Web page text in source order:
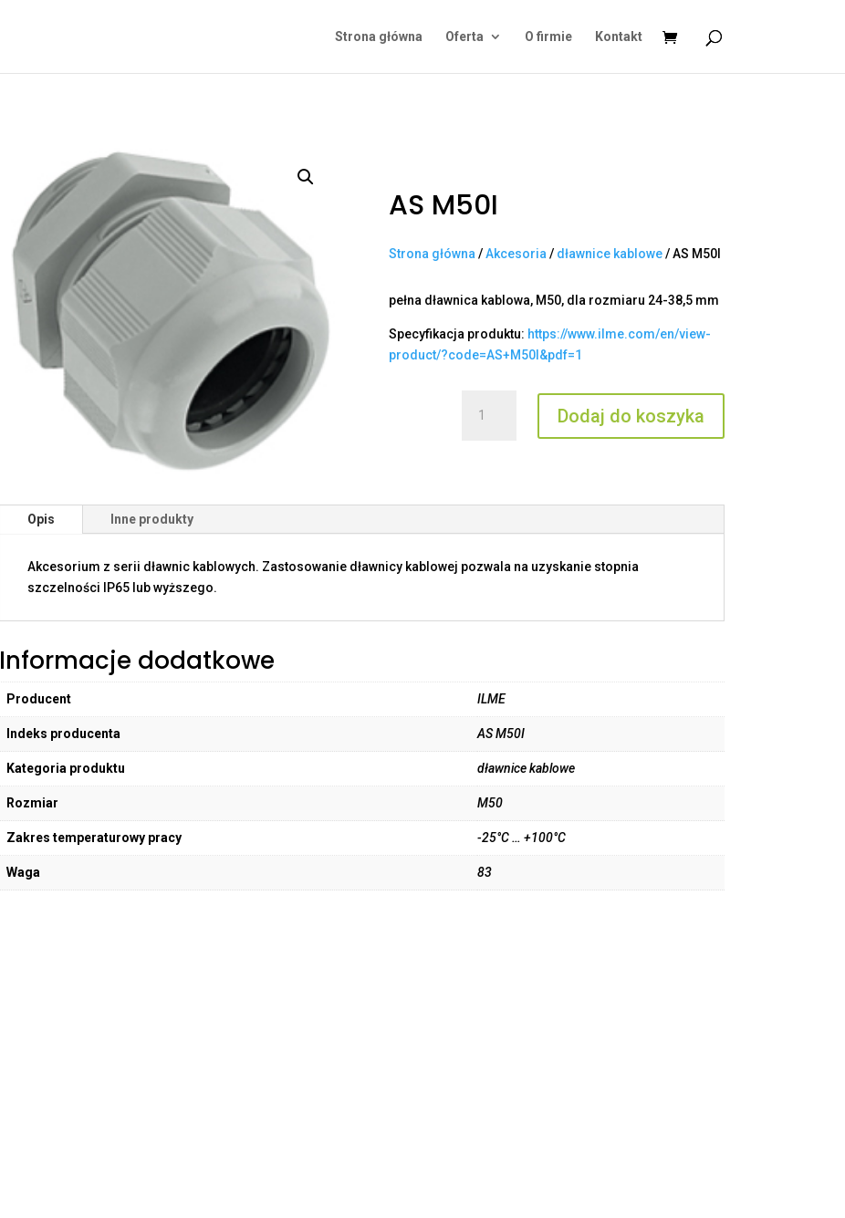
Strona główna Oferta O firmie Kontakt
AS M50I
Strona główna/Akcesoria/ dławnice kablowe/ AS M50I
pełna dławnica kablowa, M50, dla rozmiaru 24-38,5 mm
Specyfikacja produktu: https://www.ilme.com/en/view-
product/?code=AS+M50I&pdf=1
Dodaj do koszyka
Opis Inne produkty
Akcesorium z serii dławnic kablowych. Zastosowanie dławnicy kablowej pozwala na uzyskanie stopnia
szczelności IP65 lub wyższego.
Informacje dodatkowe
Producent ILME
Indeks producenta AS M50I
Kategoria produktu dławnice kablowe
Rozmiar M50
Zakres temperaturowy pracy -25°C … +100°C
Waga 83